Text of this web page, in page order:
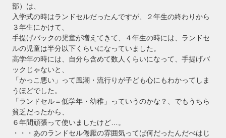
部）は、
入学式の時はランドセルだったんですが、２年生の終わりから
３年生にかけて、
手提げバックの児童が増えてきて、４年生の時には、ランドセ
ルの児童は半分以下くらいになっていました。
高学年の時には、自分ら含めて数人くらいになって、手提げバ
ックじゃないと、
「かっこ悪い」って風潮・流行りが子ども心にもわかってしま
うほどでした。
「ランドセル＝低学年・幼稚」っていうのかな？、でもうちら
貧乏だったから、
６年間頑張って使いましたけど…。
・・・あのランドセル倦厭の雰囲気ってば何だったんだべはじ